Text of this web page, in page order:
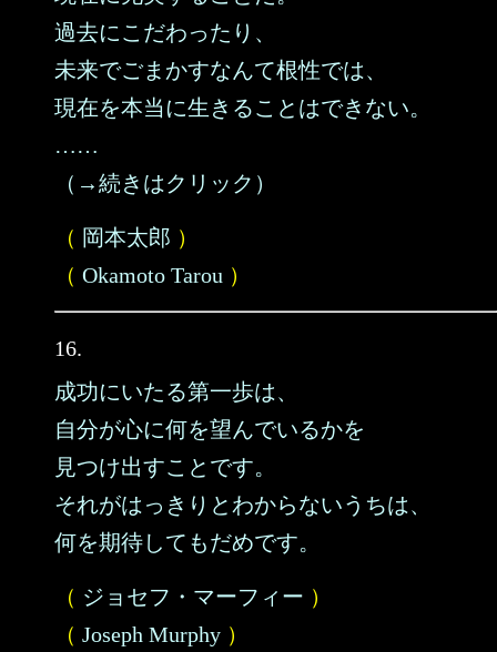
過去にこだわったり、
未来でごまかすなんて根性では、
現在を本当に生きることはできない。
……
（→続きはクリック）
（ 岡本太郎 ）
（ Okamoto Tarou ）
16.
成功にいたる第一歩は、
自分が心に何を望んでいるかを
見つけ出すことです。
それがはっきりとわからないうちは、
何を期待してもだめです。
（ ジョセフ・マーフィー ）
（ Joseph Murphy ）